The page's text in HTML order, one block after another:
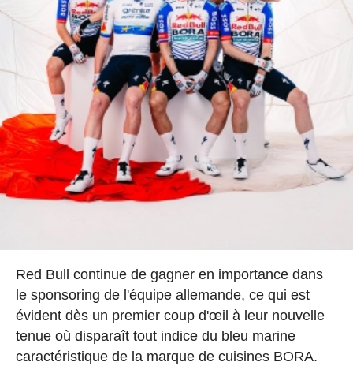
Red Bull continue de gagner en importance dans
le sponsoring de l'équipe allemande, ce qui est
évident dès un premier coup d'œil à leur nouvelle
tenue où disparaît tout indice du bleu marine
caractéristique de la marque de cuisines BORA.